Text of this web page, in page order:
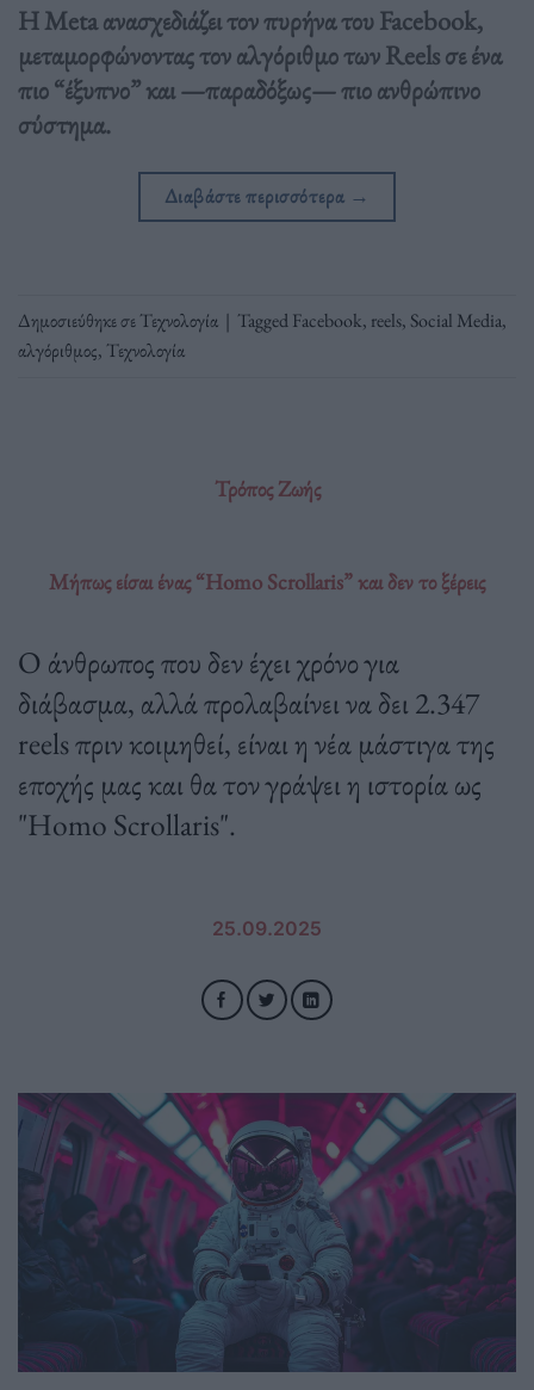
Η Meta ανασχεδιάζει τον πυρήνα του Facebook,
μεταμορφώνοντας τον αλγόριθμο των Reels σε ένα
πιο “έξυπνο” και —παραδόξως— πιο ανθρώπινο
σύστημα.
Διαβάστε περισσότερα →
Δημοσιεύθηκε σεΤεχνολογία | TaggedFacebook, reels, Social Media,
αλγόριθμος, Τεχνολογία
Τρόπος Ζωής
Μήπως είσαι ένας “Homo Scrollaris” και δεν το ξέρεις
Ο άνθρωπος που δεν έχει χρόνο για
διάβασμα, αλλά προλαβαίνει να δει 2.347
reels πριν κοιμηθεί, είναι η νέα μάστιγα της
εποχής μας και θα τον γράψει η ιστορία ως
"Ηomo Scrollaris".
25.09.2025